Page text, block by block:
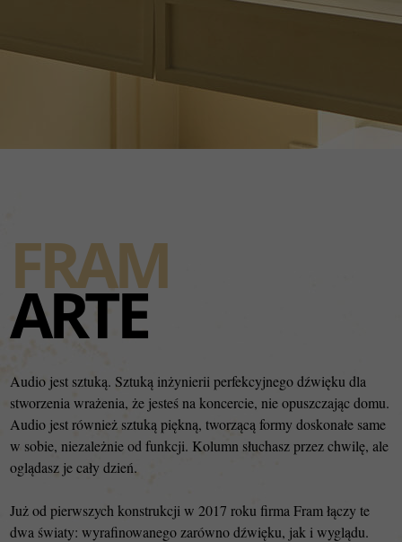
FRAM
ARTE
Audio jest sztuką. Sztuką inżynierii perfekcyjnego dźwięku dla
stworzenia wrażenia, że jesteś na koncercie, nie opuszczając domu.
Audio jest również sztuką piękną, tworzącą formy doskonałe same
w sobie, niezależnie od funkcji. Kolumn słuchasz przez chwilę, ale
oglądasz je cały dzień.
Już od pierwszych konstrukcji w 2017 roku firma Fram łączy te
dwa światy: wyrafinowanego zarówno dźwięku, jak i wyglądu.